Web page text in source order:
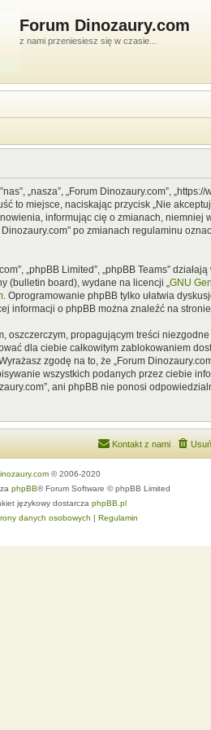
Forum Dinozaury.com
z nami przeniesiesz się w czasie...
„nasza”, „Forum Dinozaury.com”,
to miejsce, naciskając przycisk „Nie
informując cię o zmianach, niemniej
po zmianach regulaminu
„phpBB Limited”, „phpBB Teams”
(bulletin board), wydane na licencji „GNU
. Oprogramowanie phpBB tylko ułatwia
informacji o phpBB można znaleźć na stronie
propagującym treści
dla ciebie całkowitym zablokowaniem
zgodę na to, że „Forum
wszystkich podanych przez ciebie
ani phpBB nie ponosi
Kontakt z nami
© 2006-2020
phpBB® Forum Software © phpBB Limited
językowy dostarcza phpBB.pl
danych osobowych | Regulamin